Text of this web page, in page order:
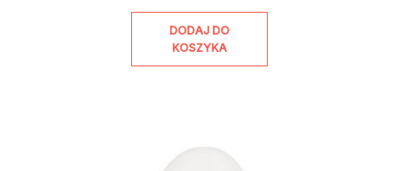
DODAJ DO
KOSZYKA